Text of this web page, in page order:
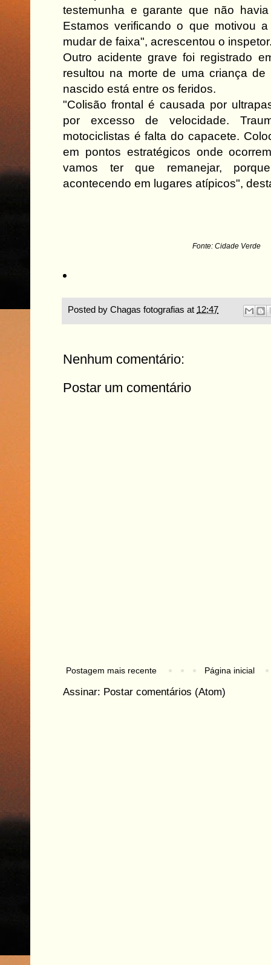
testemunha e garante que não
Estamos verificando o que motivou
mudar de faixa", acrescentou o
Outro acidente grave foi registrado
resultou na morte de uma criança
nascido está entre os feridos.
"Colisão frontal é causada por
por excesso de velocidade.
motociclistas é falta do capacete.
em pontos estratégicos onde
vamos ter que remanejar,
acontecendo em lugares atípicos",
Fonte: Cidade Verde
Posted by Chagas fotografias at 12:47
Nenhum comentário:
Postar um comentário
Postagem mais recente Página inicial
Assinar: Postar comentários (Atom)